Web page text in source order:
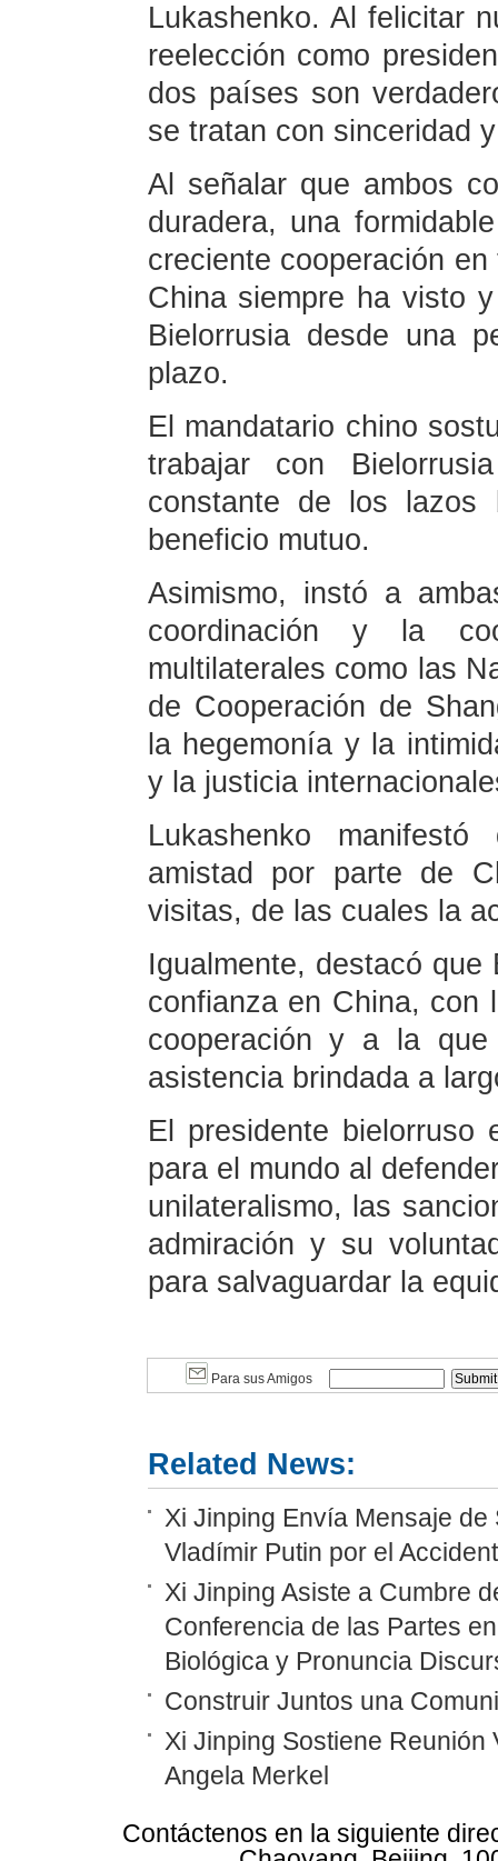
Lukashenko. Al felicitar
reelección como
dos países son
se tratan con sinceridad
Al señalar que ambos
duradera, una
creciente cooperación
China siempre ha visto
Bielorrusia desde una
plazo.
El mandatario chino
trabajar con
constante de los lazos
beneficio mutuo.
Asimismo, instó a
coordinación y la
multilaterales como las
de Cooperación de
la hegemonía y la
y la justicia
Lukashenko
amistad por parte de
visitas, de las cuales la
Igualmente, destacó
confianza en China, con
cooperación y a la
asistencia brindada a
El presidente bielorruso
para el mundo al
unilateralismo, las
admiración y su
para salvaguardar la
Para sus Amigos
Related News:
Xi Jinping Envía Mensaje
Vladímir Putin por el
Xi Jinping Asiste a Cumbre
Conferencia de las Partes
Biológica y Pronuncia
Construir Juntos una
Xi Jinping Sostiene Reunión
Angela Merkel
Contáctenos en la siguiente